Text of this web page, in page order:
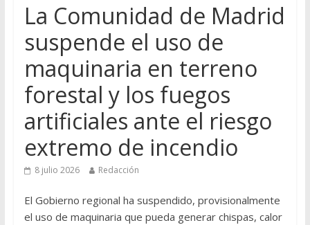
La Comunidad de Madrid
suspende el uso de
maquinaria en terreno
forestal y los fuegos
artificiales ante el riesgo
extremo de incendio
8 julio 2026 Redacción
El Gobierno regional ha suspendido, provisionalmente
el uso de maquinaria que pueda generar chispas, calor